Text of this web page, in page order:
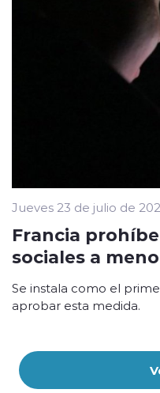
Jueves 23 de julio de
Francia
sociales a
Se instala como el
aprobar esta medida.